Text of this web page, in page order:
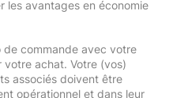
les avantages en économie
de commande avec votre
achat. Votre (vos)
associés doivent être
opérationnel et dans leur